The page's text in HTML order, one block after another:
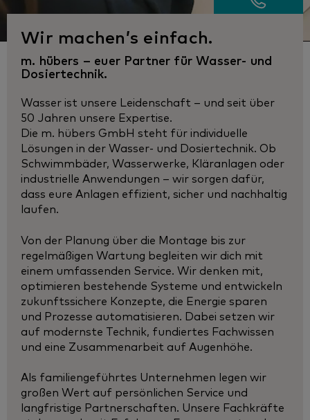
Wir machen’s einfach.
m. hübers – euer Partner für Wasser- und
Dosiertechnik.
Wasser ist unsere Leidenschaft – und seit über
50 Jahren unsere Expertise.
Die m. hübers GmbH steht für individuelle
Lösungen in der Wasser- und Dosiertechnik. Ob
Schwimmbäder, Wasserwerke, Kläranlagen oder
industrielle Anwendungen – wir sorgen dafür,
dass eure Anlagen effizient, sicher und nachhaltig
laufen.
Von der Planung über die Montage bis zur
regelmäßigen Wartung begleiten wir dich mit
einem umfassenden Service. Wir denken mit,
optimieren bestehende Systeme und entwickeln
zukunftssichere Konzepte, die Energie sparen
und Prozesse automatisieren. Dabei setzen wir
auf modernste Technik, fundiertes Fachwissen
und eine Zusammenarbeit auf Augenhöhe.
Als familiengeführtes Unternehmen legen wir
großen Wert auf persönlichen Service und
langfristige Partnerschaften. Unsere Fachkräfte